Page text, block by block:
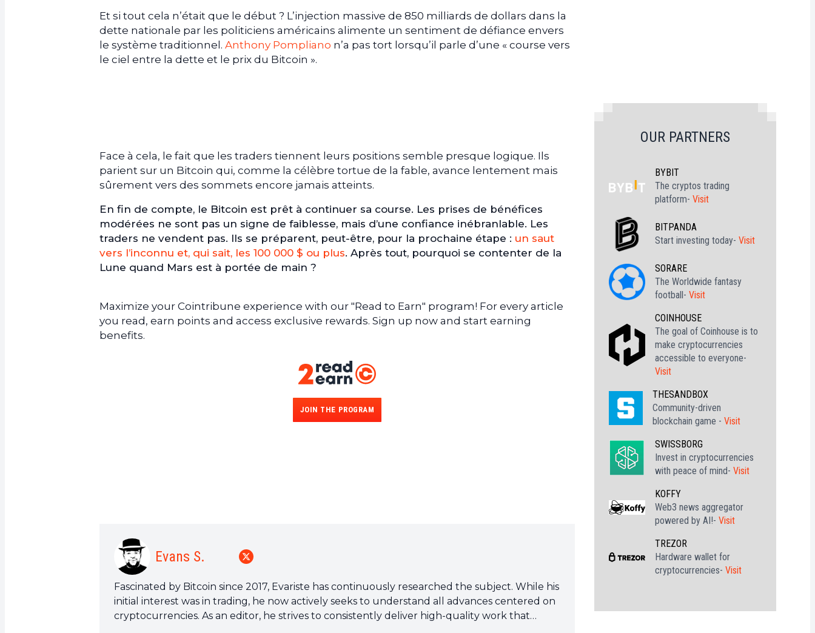
Et si tout cela n’était que le début ? L’injection massive de 850 milliards de dollars dans la
dette nationale par les politiciens américains alimente un sentiment de défiance envers
le système traditionnel. Anthony Pompliano n’a pas tort lorsqu’il parle d’une « course vers
le ciel entre la dette et le prix du Bitcoin ».
Face à cela, le fait que les traders tiennent leurs positions semble presque logique. Ils
parient sur un Bitcoin qui, comme la célèbre tortue de la fable, avance lentement mais
sûrement vers des sommets encore jamais atteints.
En fin de compte, le Bitcoin est prêt à continuer sa course. Les prises de bénéfices
modérées ne sont pas un signe de faiblesse, mais d’une confiance inébranlable. Les
traders ne vendent pas. Ils se préparent, peut-être, pour la prochaine étape : un saut
vers l’inconnu et, qui sait, les 100 000 $ ou plus. Après tout, pourquoi se contenter de la
Lune quand Mars est à portée de main ?
Maximize your Cointribune experience with our "Read to Earn" program! For every article
you read, earn points and access exclusive rewards. Sign up now and start earning
benefits.
JOIN THE PROGRAM
Evans S.
Fascinated by Bitcoin since 2017, Evariste has continuously researched the subject. While his
initial interest was in trading, he now actively seeks to understand all advances centered on
cryptocurrencies. As an editor, he strives to consistently deliver high-quality work that
OUR PARTNERS
BYBIT
The cryptos trading
platform- Visit
BITPANDA
Start investing today- Visit
SORARE
The Worldwide fantasy
football- Visit
COINHOUSE
The goal of Coinhouse is to
make cryptocurrencies
accessible to everyone-
Visit
THESANDBOX
Community-driven
blockchain game - Visit
SWISSBORG
Invest in cryptocurrencies
with peace of mind- Visit
KOFFY
Web3 news aggregator
powered by AI!- Visit
TREZOR
Hardware wallet for
cryptocurrencies- Visit